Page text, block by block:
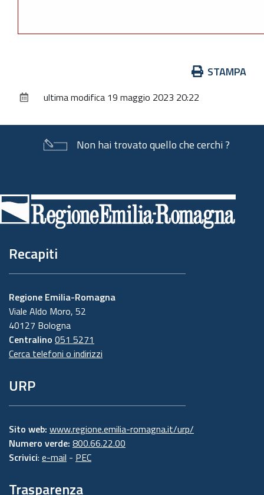
documento
STAMPA
ultima modifica 19 maggio 2023 20:22
Non hai trovato quello che cerchi ?
di
pagina
Recapiti
Regione Emilia-Romagna
Viale Aldo Moro, 52
40127 Bologna
Centralino 051 5271
Cerca telefoni o indirizzi
URP
Sito web: www.regione.emilia-romagna.it/urp/
Numero verde: 800.66.22.00
Scrivici: e-mail - PEC
Trasparenza